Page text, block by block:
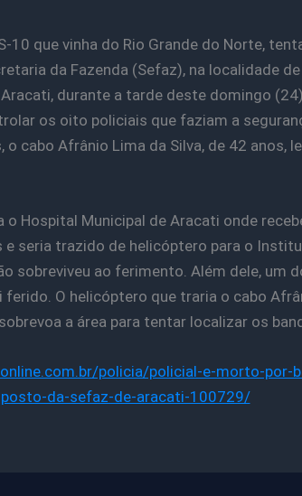
10 que vinha do Rio Grande do Norte,
da Fazenda (Sefaz), na localidade
durante a tarde deste domingo
os oito policiais que faziam a
cabo Afrânio Lima da Silva, de 42 anos,
o Hospital Municipal de Aracati onde
seria trazido de helicóptero para o
sobreviveu ao ferimento. Além dele, um
O helicóptero que traria o cabo
a área para tentar localizar os
policia/policial-e-morto-por-
da-sefaz-de-aracati-100729/